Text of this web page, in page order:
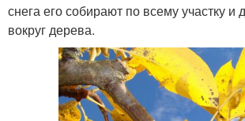
снега его собирают по всему участку и
вокруг дерева.